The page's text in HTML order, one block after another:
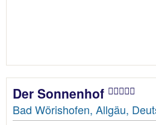
Der Sonnenhof
Bad Wörishofen, Allgäu,